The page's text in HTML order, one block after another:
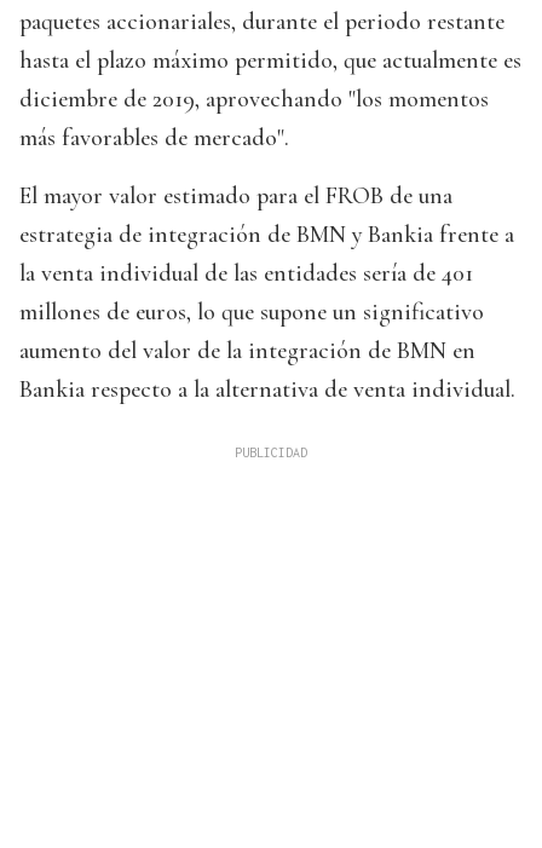
paquetes accionariales, durante el periodo restante
hasta el plazo máximo permitido, que actualmente es
diciembre de 2019, aprovechando "los momentos
más favorables de mercado".
El mayor valor estimado para el FROB de una
estrategia de integración de BMN y Bankia frente a
la venta individual de las entidades sería de 401
millones de euros, lo que supone un significativo
aumento del valor de la integración de BMN en
Bankia respecto a la alternativa de venta individual.